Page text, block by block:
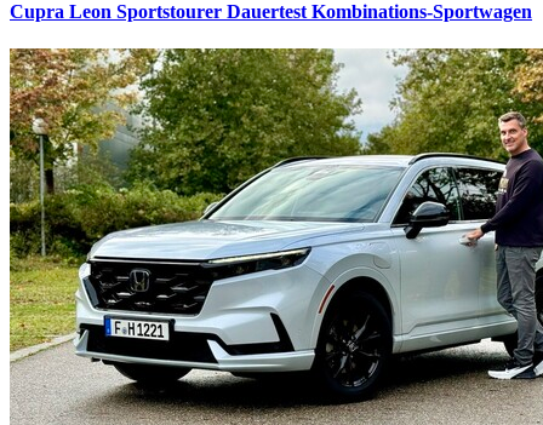
Cupra Leon Sportstourer Dauertest Kombinations-Sportwagen